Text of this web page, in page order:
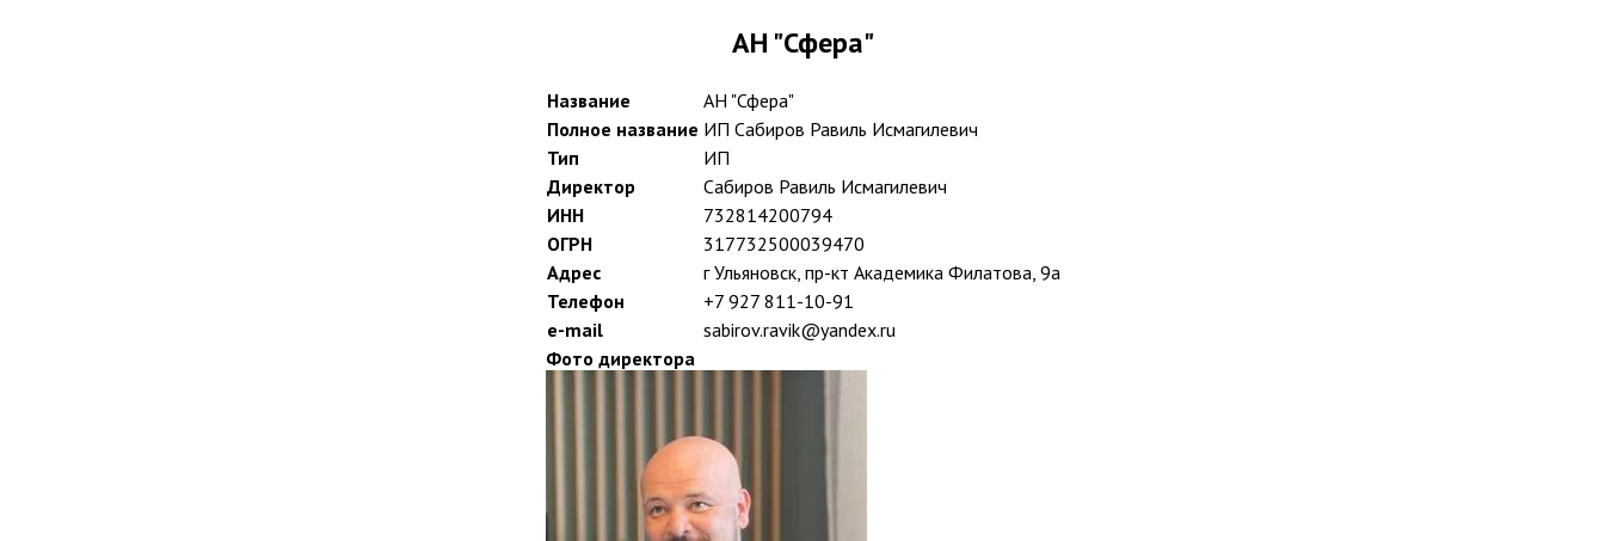
АН "Сфера"
Название
АН "Сфера"
Полное название ИП Сабиров Равиль Исмагилевич
Тип
ИП
Директор
Сабиров Равиль Исмагилевич
ИНН
732814200794
ОГРН
317732500039470
Адрес
г Ульяновск, пр-кт Академика Филатова, 9а
Телефон
+7 927 811-10-91
e-mail
sabirov.ravik@yandex.ru
Фото директора